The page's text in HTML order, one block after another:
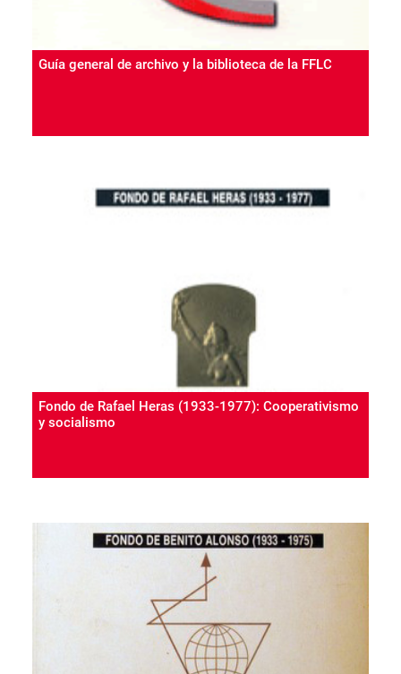
Guía general de archivo y la biblioteca de la FFLC
Fondo de Rafael Heras (1933-1977): Cooperativismo
y socialismo